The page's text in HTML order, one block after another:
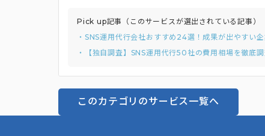
Pick up記事（このサービスが選出されている記事）
・SNS運用代行会社おすすめ24選！成果が出やすい
・【独自調査】SNS運用代行50社の費用相場を徹底
このカテゴリのサービス一覧へ